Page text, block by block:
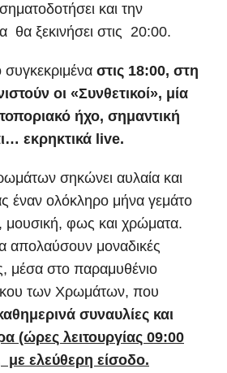
και την
θα ξεκινήσει στις 20:00.
συγκεκριμένα στις 18:00, στη
οι «Συνθετικοί», μία
ήχο, σημαντική
εκρηκτικά live.
σηκώνει αυλαία και
έναν ολόκληρο μήνα γεμάτο
μουσική, φως και χρώματα.
απολαύσουν μοναδικές
μέσα στο παραμυθένιο
των Χρωμάτων, που
συναυλίες και
(ώρες λειτουργίας 09:00
ελεύθερη είσοδο.